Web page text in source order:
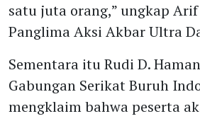
satu juta orang,” ungkap
Panglima Aksi Akbar Ultra
Sementara itu Rudi D.
Gabungan Serikat Buruh
mengklaim bahwa peserta